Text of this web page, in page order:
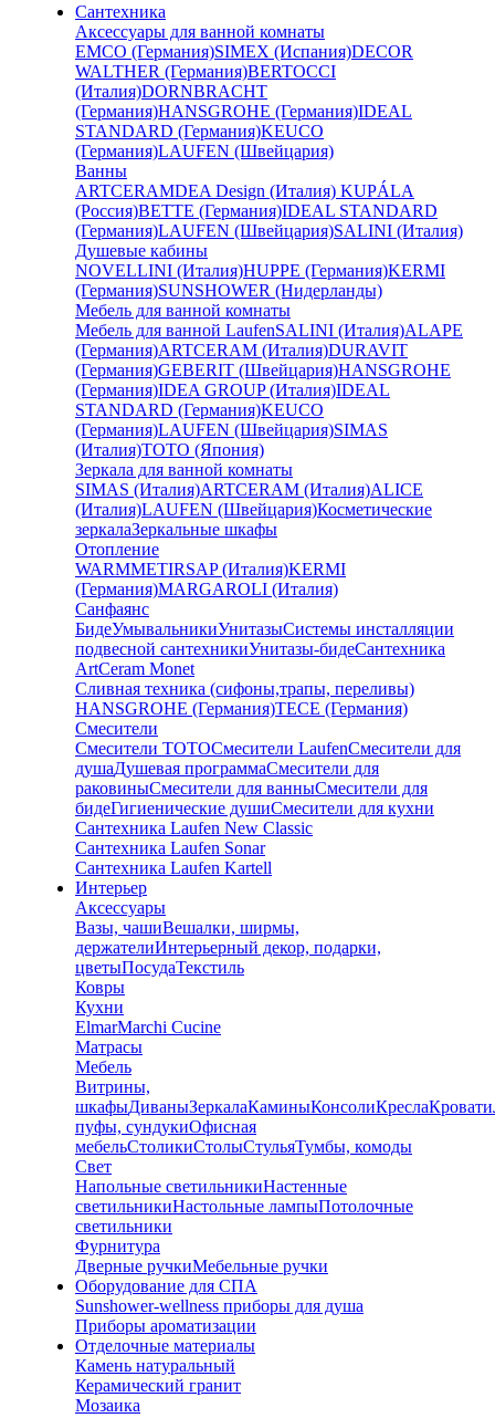
Сантехника
Аксессуары для ванной комнаты
EMCO (Германия)SIMEX (Испания)DECOR
WALTHER (Германия)BERTOCCI
(Италия)DORNBRACHT
(Германия)HANSGROHE (Германия)IDEAL
STANDARD (Германия)KEUCO
(Германия)LAUFEN (Швейцария)
Ванны
ARTCERAMDEA Design (Италия) KUPÁLA
(Россия)BETTE (Германия)IDEAL STANDARD
(Германия)LAUFEN (Швейцария)SALINI (Италия)
Душевые кабины
NOVELLINI (Италия)HUPPE (Германия)KERMI
(Германия)SUNSHOWER (Нидерланды)
Мебель для ванной комнаты
Мебель для ванной LaufenSALINI (Италия)ALAPE
(Германия)ARTCERAM (Италия)DURAVIT
(Германия)GEBERIT (Швейцария)HANSGROHE
(Германия)IDEA GROUP (Италия)IDEAL
STANDARD (Германия)KEUCO
(Германия)LAUFEN (Швейцария)SIMAS
(Италия)TOTO (Япония)
Зеркала для ванной комнаты
SIMAS (Италия)ARTCERAM (Италия)ALICE
(Италия)LAUFEN (Швейцария)Косметические
зеркалаЗеркальные шкафы
Отопление
WARMMETIRSAP (Италия)KERMI
(Германия)MARGAROLI (Италия)
Санфаянс
БидеУмывальникиУнитазыСистемы инсталляции
подвесной сантехникиУнитазы-бидеСантехника
ArtCeram Monet
Сливная техника (сифоны,трапы, переливы)
HANSGROHE (Германия)TECE (Германия)
Смесители
Смесители TOTOСмесители LaufenСмесители для
душаДушевая программаСмесители для
раковиныСмесители для ванныСмесители для
бидеГигиенические душиСмесители для кухни
Сантехника Laufen New Classic
Сантехника Laufen Sonar
Сантехника Laufen Kartell
Интерьер
Аксессуары
Вазы, чашиВешалки, ширмы,
держателиИнтерьерный декор, подарки,
цветыПосудаТекстиль
Ковры
Кухни
ElmarMarchi Cucine
Матрасы
Мебель
Витрины,
шкафыДиваныЗеркалаКаминыКонсолиКреслаКровати
пуфы, сундукиОфисная
мебельСтоликиСтолыСтульяТумбы, комоды
Свет
Напольные светильникиНастенные
светильникиНастольные лампыПотолочные
светильники
Фурнитура
Дверные ручкиМебельные ручки
Оборудование для СПА
Sunshower-wellness приборы для душа
Приборы ароматизации
Отделочные материалы
Камень натуральный
Керамический гранит
Мозаика